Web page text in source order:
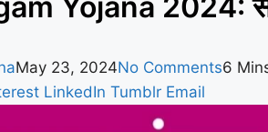
May 23, 2024No Comments6
LinkedIn Tumblr Email